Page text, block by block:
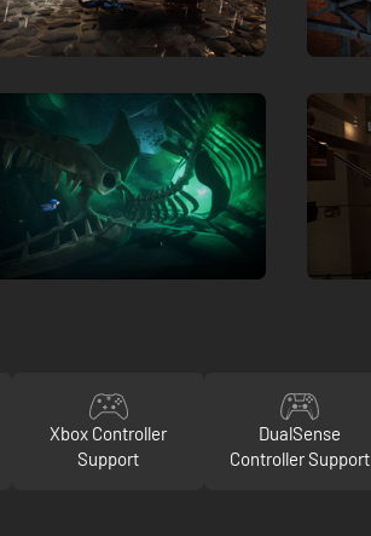
Xbox Controller
Support
DualSense
Controller Support